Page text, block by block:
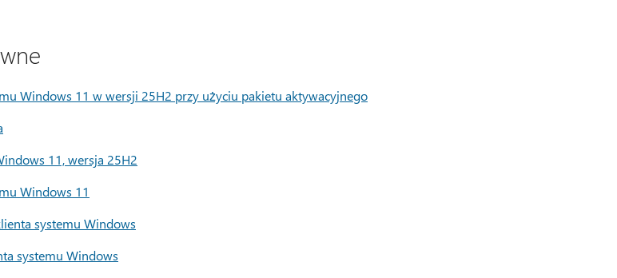
Windows 11 w wersji 25H2 przy użyciu pakietu aktywacyjnego
11, wersja 25H2
Windows 11
systemu Windows
systemu Windows